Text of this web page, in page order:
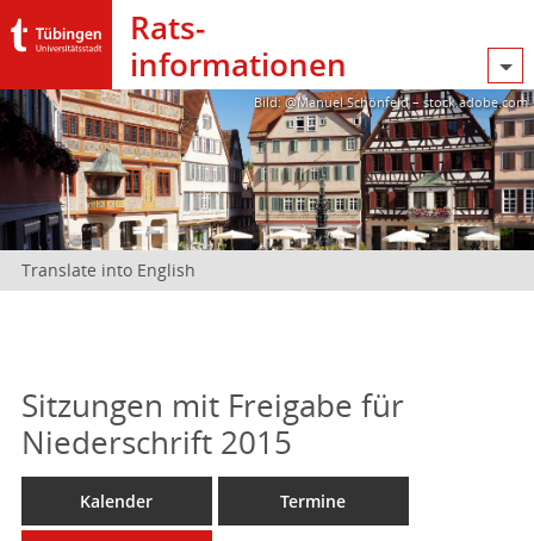
Rats­
informationen
Bild: @Manuel Schönfeld – stock.adobe.com
Translate into English
Sitzungen mit Freigabe für
Niederschrift 2015
Kalender Termine